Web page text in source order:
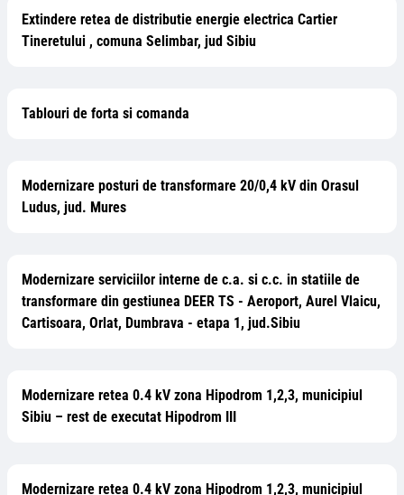
Extindere retea de distributie energie electrica Cartier
Tineretului , comuna Selimbar, jud Sibiu
Tablouri de forta si comanda
Modernizare posturi de transformare 20/0,4 kV din Orasul
Ludus, jud. Mures
Modernizare serviciilor interne de c.a. si c.c. in statiile de
transformare din gestiunea DEER TS - Aeroport, Aurel Vlaicu,
Cartisoara, Orlat, Dumbrava - etapa 1, jud.Sibiu
Modernizare retea 0.4 kV zona Hipodrom 1,2,3, municipiul
Sibiu – rest de executat Hipodrom III
Modernizare retea 0.4 kV zona Hipodrom 1,2,3, municipiul